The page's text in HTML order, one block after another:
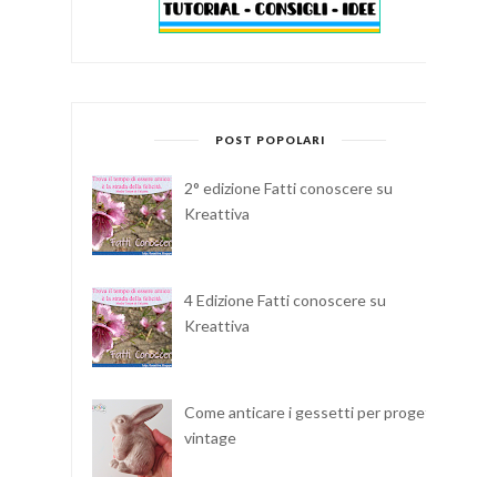
POST POPOLARI
2° edizione Fatti conoscere su
Kreattiva
4 Edizione Fatti conoscere su
Kreattiva
Come anticare i gessetti per progetti
vintage